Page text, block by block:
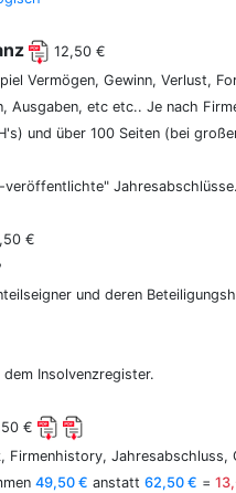
12,50 €
Vermögen, Gewinn, Verlust,
Ausgaben, etc etc.. Je nach
und über 100 Seiten (bei
veröffentlichte" Jahresabschlüsse.
€
und deren
Insolvenzregister.
€
Firmenhistory, Jahresabschluss,
49,50 € anstatt 62,50 € =